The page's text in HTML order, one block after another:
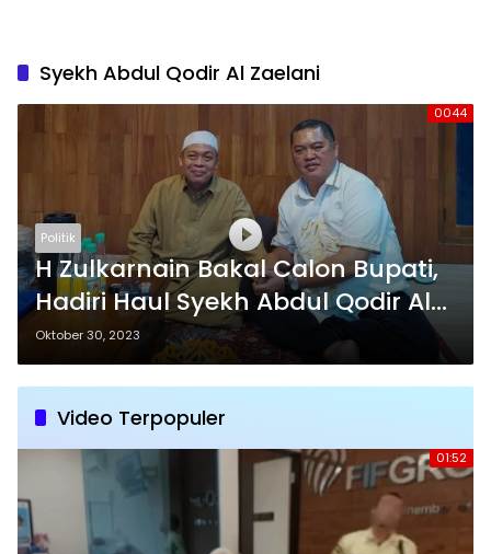
Syekh Abdul Qodir Al Zaelani
0044
Politik
H Zulkarnain Bakal Calon Bupati,
Hadiri Haul Syekh Abdul Qodir Al
Zaelani di Cilongok
Oktober 30, 2023
Video Terpopuler
01:52